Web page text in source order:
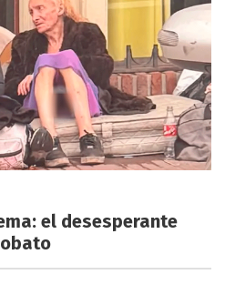
el desesperante